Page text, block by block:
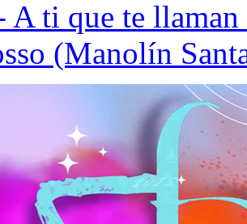
A ti que te
(Manolín